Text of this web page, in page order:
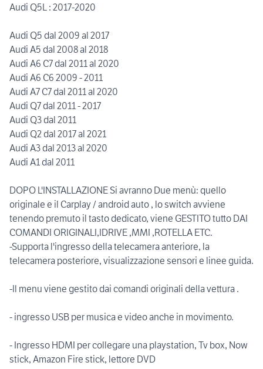
Audi Q5L : 2017-2020
Audi Q5 dal 2009 al 2017
Audi A5 dal 2008 al 2018
Audi A6 C7 dal 2011 al 2020
Audi A6 C6 2009 - 2011
Audi A7 C7 dal 2011 al 2020
Audi Q7 dal 2011 - 2017
Audi Q3 dal 2011
Audi Q2 dal 2017 al 2021
Audi A3 dal 2013 al 2020
Audi A1 dal 2011
DOPO L'INSTALLAZIONE Si avranno Due menù: quello
originale e il Carplay / android auto , lo switch avviene
tenendo premuto il tasto dedicato, viene GESTITO tutto DAI
COMANDI ORIGINALI,IDRIVE ,MMI ,ROTELLA ETC.
-Supporta l'ingresso della telecamera anteriore, la
telecamera posteriore, visualizzazione sensori e linee guida.
-Il menu viene gestito dai comandi originali della vettura .
- ingresso USB per musica e video anche in movimento.
- Ingresso HDMI per collegare una playstation, Tv box, Now
stick, Amazon Fire stick, lettore DVD